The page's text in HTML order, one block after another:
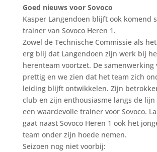
Goed nieuws voor Sovoco
Kasper Langendoen blijft ook komend
trainer van Sovoco Heren 1.
Zowel de Technische Commissie als
erg blij dat Langendoen zijn werk bij
herenteam voortzet. De samenwerking
prettig en we zien dat het team zich
leiding blijft ontwikkelen. Zijn
club en zijn enthousiasme langs de lijn
een waardevolle trainer voor Sovoco.
gaat naast Sovoco Heren 1 ook het
team onder zijn hoede nemen.
Seizoen nog niet voorbij: